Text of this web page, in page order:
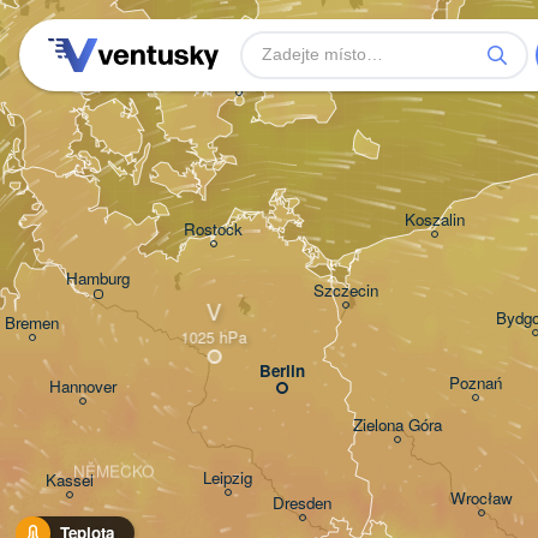
Teplota
DÁNSKO
Hamburg
Bremen
Hannover
KasselNĚMECKO
Berlin
København
Wrocław
Leipzig
Dresden
Poznań
Rostock
Koszalin
Zielona Góra
Szczecin
V